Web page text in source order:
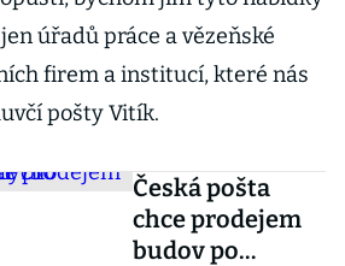
úřadů práce a vězeňské
firem a institucí, které nás
pošty Vitík.
Česká pošta
chce prodejem
budov po